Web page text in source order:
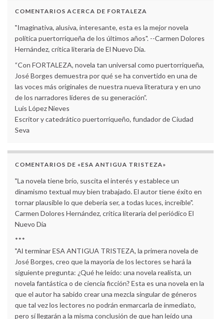
COMENTARIOS ACERCA DE FORTALEZA
"Imaginativa, alusiva, interesante, esta es la mejor novela
política puertorriqueña de los últimos años". --Carmen Dolores
Hernández, crítica literaria de El Nuevo Día.
“Con FORTALEZA, novela tan universal como puertorriqueña,
José Borges demuestra por qué se ha convertido en una de
las voces más originales de nuestra nueva literatura y en uno
de los narradores líderes de su generación”.
Luis López Nieves
Escritor y catedrático puertorriqueño, fundador de Ciudad
Seva
COMENTARIOS DE «ESA ANTIGUA TRISTEZA»
"La novela tiene brío, suscita el interés y establece un
dinamismo textual muy bien trabajado. El autor tiene éxito en
tornar plausible lo que debería ser, a todas luces, increíble".
Carmen Dolores Hernández, crítica literaria del periódico El
Nuevo Día
***
"Al terminar ESA ANTIGUA TRISTEZA, la primera novela de
José Borges, creo que la mayoría de los lectores se hará la
siguiente pregunta: ¿Qué he leído: una novela realista, un
novela fantástica o de ciencia ficción? Esta es una novela en la
que el autor ha sabido crear una mezcla singular de géneros
que tal vez los lectores no podrán enmarcarla de inmediato,
pero sí llegarán a la misma conclusión de que han leído una